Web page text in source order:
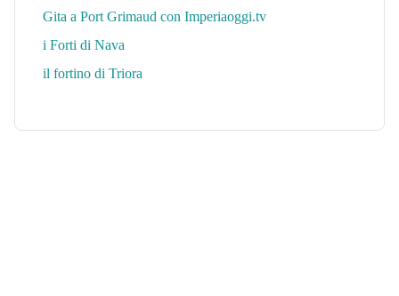
Gita a Port Grimaud con Imperiaoggi.tv
i Forti di Nava
il fortino di Triora